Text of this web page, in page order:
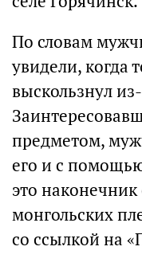
По словам
увидели, когда
выскользнул
предметом,
его и с
это
монгольских
со ссылкой на